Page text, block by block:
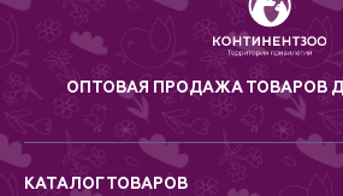
2 или Flora-Glo.
Мощность: 14 W
Размеры: 38 см
ОПТОВАЯ ПРОДАЖА ТОВАРОВ
КАТАЛОГ ТОВАРОВ